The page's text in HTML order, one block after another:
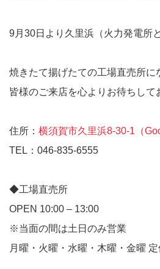
9月30日より久里浜（火力発電所
焼きたて揚げたての工場直売所に
皆様のご来店を心よりお待ちして
住所： 横須賀市久里浜8-30-1（
TEL：046-835-6555
◆工場直売所
OPEN 10:00 – 13:00
※当面の間は土日のみ営業
月曜・火曜・水曜・木曜・金曜